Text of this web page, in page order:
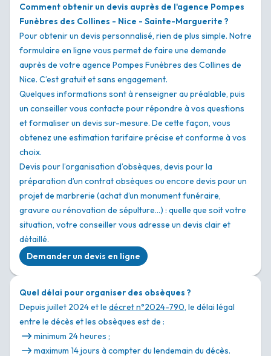
Comment obtenir un devis auprès de l'agence Pompes
Funèbres des Collines - Nice - Sainte-Marguerite ?
Pour obtenir un devis personnalisé, rien de plus simple. Notre
formulaire en ligne vous permet de faire une demande
auprès de votre agence Pompes Funèbres des Collines de
Nice. C’est gratuit et sans engagement.
Quelques informations sont à renseigner au préalable, puis
un conseiller vous contacte pour répondre à vos questions
et formaliser un devis sur-mesure. De cette façon, vous
obtenez une estimation tarifaire précise et conforme à vos
choix.
Devis pour l’organisation d’obsèques, devis pour la
préparation d’un contrat obsèques ou encore devis pour un
projet de marbrerie (achat d’un monument funéraire,
gravure ou rénovation de sépulture…) : quelle que soit votre
situation, votre conseiller vous adresse un devis clair et
détaillé.
Demander un devis en ligne
Quel délai pour organiser des obsèques ?
Depuis juillet 2024 et le décret n°2024-790, le délai légal
entre le décès et les obsèques est de :
minimum 24 heures ;
maximum 14 jours à compter du lendemain du décès.